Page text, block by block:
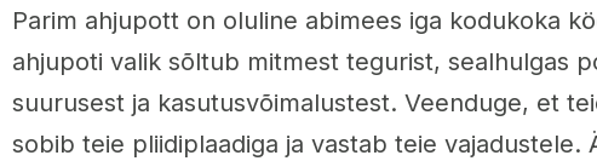
Parim ahjupott on oluline abimees iga kodukoka
ahjupoti valik sõltub mitmest tegurist, sealhulgas
suurusest ja kasutusvõimalustest. Veenduge, et
sobib teie pliidiplaadiga ja vastab teie vajadustele.